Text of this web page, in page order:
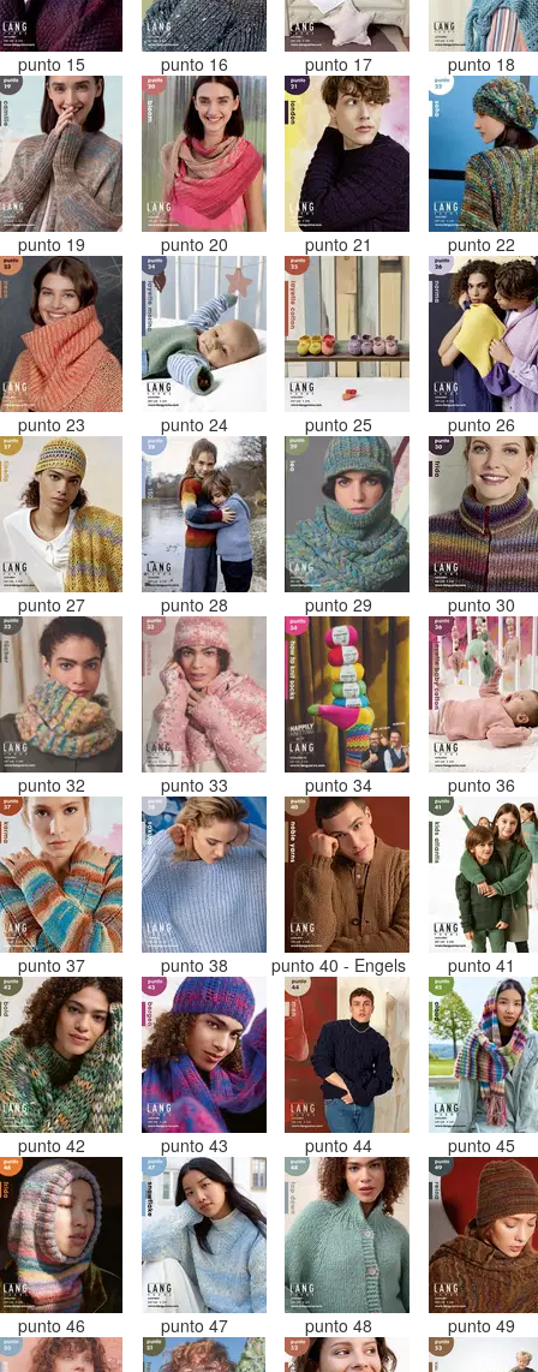
punto 15 punto 16 punto 17 punto 18
punto 19 punto 20 punto 21 punto 22
punto 23 punto 24 punto 25 punto 26
punto 27 punto 28 punto 29 punto 30
punto 32 punto 33 punto 34 punto 36
punto 37 punto 38 punto 40 - Engels punto 41
punto 42 punto 43 punto 44 punto 45
punto 46 punto 47 punto 48 punto 49